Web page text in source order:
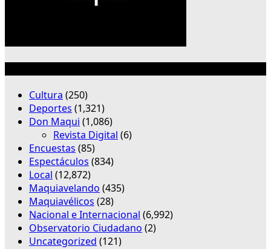
Cultura (250)
Deportes (1,321)
Don Maqui (1,086)
Revista Digital (6)
Encuestas (85)
Espectáculos (834)
Local (12,872)
Maquiavelando (435)
Maquiavélicos (28)
Nacional e Internacional (6,992)
Observatorio Ciudadano (2)
Uncategorized (121)